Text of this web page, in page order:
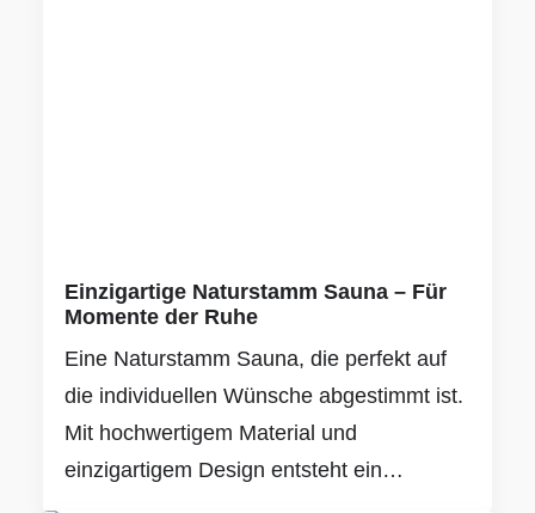
Einzigartige Naturstamm Sauna – Für
Momente der Ruhe
Eine Naturstamm Sauna, die perfekt auf
die individuellen Wünsche abgestimmt ist.
Mit hochwertigem Material und
einzigartigem Design entsteht ein…